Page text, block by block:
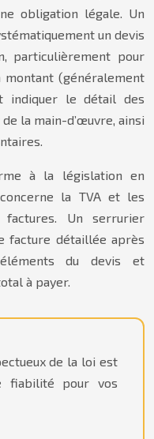
obligation légale. Un
un devis
particulièrement pour
montant (généralement
indiquer le détail des
la main-d’œuvre, ainsi
à la législation en
la TVA et les
Un serrurier
facture détaillée après
du devis et
à payer.
de la loi est
fiabilité pour vos